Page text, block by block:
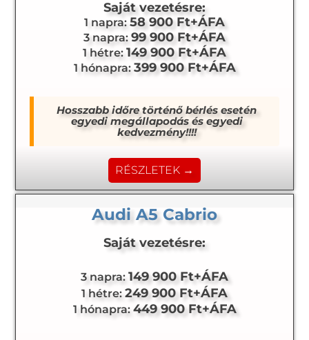
Saját vezetésre:
1 napra: 58 900 Ft+ÁFA
3 napra: 99 900 Ft+ÁFA
1 hétre: 149 900 Ft+ÁFA
1 hónapra: 399 900 Ft+ÁFA
Hosszabb időre történő bérlés esetén
egyedi megállapodás és egyedi
kedvezmény!!!!
RÉSZLETEK →
Audi A5 Cabrio
Saját vezetésre:
3 napra: 149 900 Ft+ÁFA
1 hétre: 249 900 Ft+ÁFA
1 hónapra: 449 900 Ft+ÁFA